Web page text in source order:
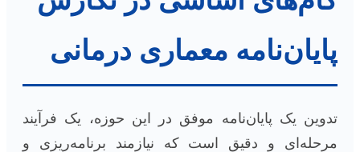
پایان‌نامه معماری درمانی
تدوین یک پایان‌نامه موفق در این حوزه، یک فرآیند
مرحله‌ای و دقیق است که نیازمند برنامه‌ریزی و